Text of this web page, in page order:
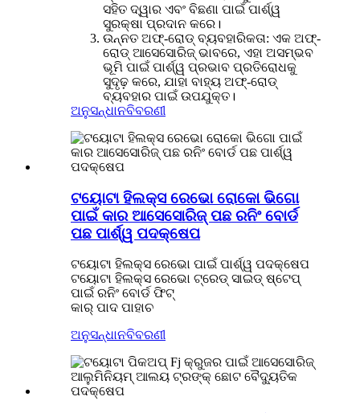
ସହିତ ଦ୍ୱାର ଏବଂ ବିଛଣା ପାଇଁ ପାର୍ଶ୍ୱ
ସୁରକ୍ଷା ପ୍ରଦାନ କରେ।
ଉନ୍ନତ ଅଫ୍-ରୋଡ୍ ବ୍ୟବହାରିକତା: ଏକ ଅଫ୍-
ରୋଡ୍ ଆସେସୋରିଜ୍ ଭାବରେ, ଏହା ଅସମ୍ଭବ
ଭୂମି ପାଇଁ ପାର୍ଶ୍ୱ ପ୍ରଭାବ ପ୍ରତିରୋଧକୁ
ସୁଦୃଢ଼ ​​କରେ, ଯାହା ବାହ୍ୟ ଅଫ୍-ରୋଡ୍
ବ୍ୟବହାର ପାଇଁ ଉପଯୁକ୍ତ।
ଅନୁସନ୍ଧାନବିବରଣୀ
ଟୟୋଟା ହିଲକ୍ସ ରେଭୋ ରୋକୋ ଭିଗୋ
ପାଇଁ କାର ଆସେସୋରିଜ୍ ପଛ ରନିଂ ବୋର୍ଡ
ପଛ ପାର୍ଶ୍ୱ ପଦକ୍ଷେପ
ଟୟୋଟା ହିଲକ୍ସ ରେଭୋ ପାଇଁ ପାର୍ଶ୍ୱ ପଦକ୍ଷେପ
ଟୟୋଟା ହିଲକ୍ସ ରେଭୋ ଟ୍ରେଡ୍ ସାଇଡ୍ ଷ୍ଟେପ୍
ପାଇଁ ରନିଂ ବୋର୍ଡ ଫିଟ୍
କାର୍ ପାଦ ପାହାଚ
ଅନୁସନ୍ଧାନବିବରଣୀ